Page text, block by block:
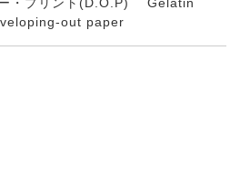
ー・プリント(D.O.P) Gelatin
out paper